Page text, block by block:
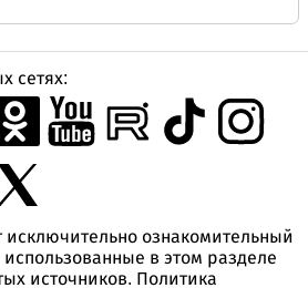
сетях:
исключительно ознакомительный
в этом разделе
источников. Политика